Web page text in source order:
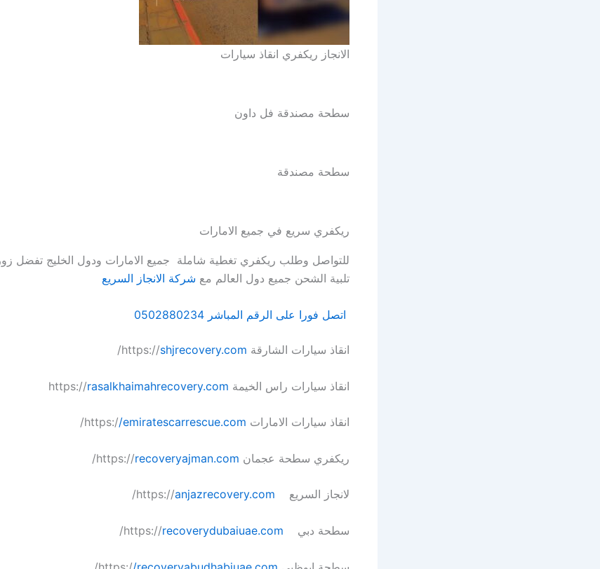
الانجاز ريكفري انقاذ سيارات
سطحة مصندقة فل داون
سطحة مصندقة
ريكفري سريع في جميع الامارات
للتواصل وطلب ريكفري تغطية شاملة جميع الامارات ودول الخليج تفضل زور
تلبية الشحن جميع دول العالم مع شركة الانجاز السريع
اتصل فورا على الرقم المباشر 0502880234
انقاذ سيارات الشارقة https:// shjrecovery.com
/
انقاذ سيارات راس الخيمة https:// rasalkhaimahrecovery.com
انقاذ سيارات الامارات https:/ /emiratescarrescue.com
/
ريكفري سطحة عجمان https:// recoveryajman.com
/
لانجاز السريع https:// anjazrecovery.com
/
سطحة دبي https:// recoverydubaiuae.com
/